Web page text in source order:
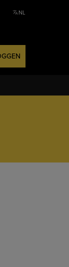
TAAL:
NL